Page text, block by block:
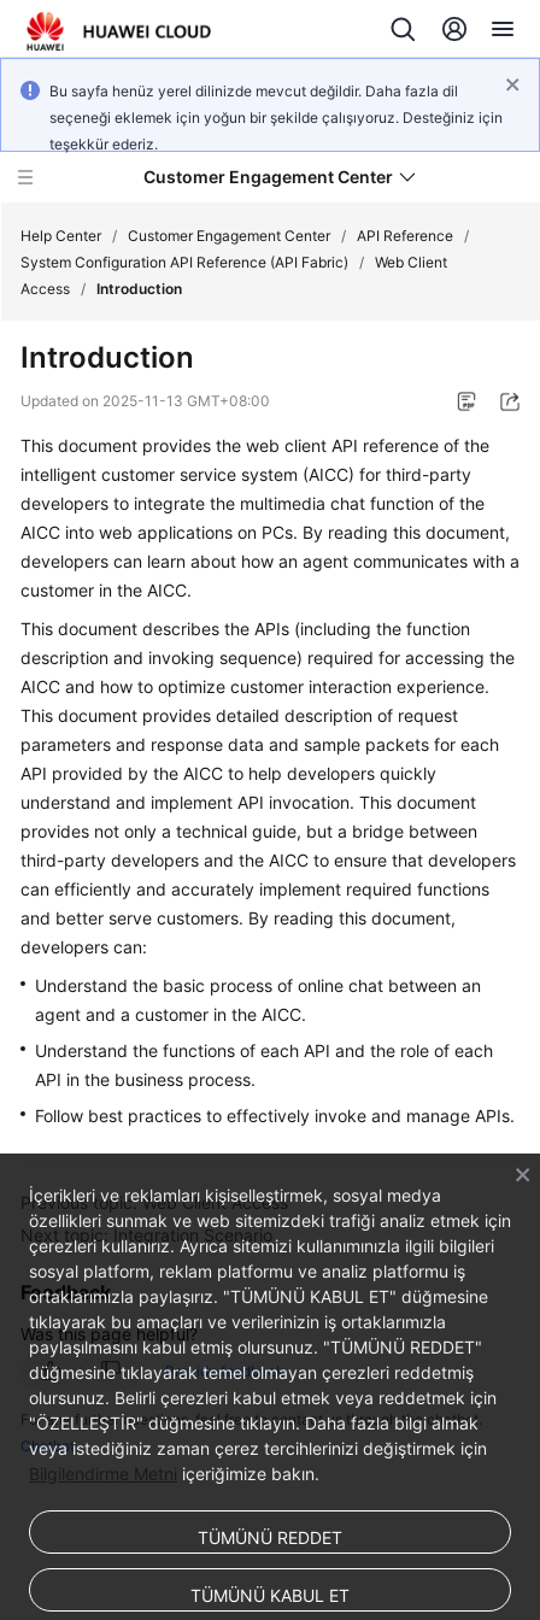
Bu sayfa henüz yerel dilinizde mevcut değildir. Daha fazla dil
seçeneği eklemek için yoğun bir şekilde çalışıyoruz. Desteğiniz için
teşekkür ederiz.
Customer Engagement Center
Getting
User
Guide
Price
Details
Developer
Guide
API
Reference
FAQs
General
Reference
Glossary
Shared
Responsibilities
Level
Agreement
White
Papers
Endpoints
Permissions
Help Center / Customer Engagement Center / API Reference /
System Configuration API Reference (API Fabric)
/ Web Client
Access / Introduction
Introduction
Updated on 2025-11-13 GMT+08:00
This document provides the web client API reference of the
intelligent customer service system (AICC) for third-party
developers to integrate the multimedia chat function of the
AICC into web applications on PCs. By reading this document,
developers can learn about how an agent communicates with a
customer in the AICC.
This document describes the APIs (including the function
description and invoking sequence) required for accessing the
AICC and how to optimize customer interaction experience.
This document provides detailed description of request
parameters and response data and sample packets for each
API provided by the AICC to help developers quickly
understand and implement API invocation. This document
provides not only a technical guide, but a bridge between
third-party developers and the AICC to ensure that developers
can efficiently and accurately implement required functions
and better serve customers. By reading this document,
developers can:
Understand the basic process of online chat between an
agent and a customer in the AICC.
Understand the functions of each API and the role of each
API in the business process.
Follow best practices to effectively invoke and manage APIs.
Previous topic: Web Client Access
Next topic: Integration Scenario
Feedback
Was this page helpful?
Provide feedback
For any further questions, feel free to contact us through the chatbot.
Chatbot
İçerikleri ve reklamları kişiselleştirmek, sosyal medya
özellikleri sunmak ve web sitemizdeki trafiği analiz etmek için
çerezleri kullanırız. Ayrıca sitemizi kullanımınızla ilgili bilgileri
sosyal platform, reklam platformu ve analiz platformu iş
ortaklarımızla paylaşırız. "TÜMÜNÜ KABUL ET" düğmesine
tıklayarak bu amaçları ve verilerinizin iş ortaklarımızla
paylaşılmasını kabul etmiş olursunuz. "TÜMÜNÜ REDDET"
düğmesine tıklayarak temel olmayan çerezleri reddetmiş
olursunuz. Belirli çerezleri kabul etmek veya reddetmek için
"ÖZELLEŞTİR" düğmesine tıklayın. Daha fazla bilgi almak
veya istediğiniz zaman çerez tercihlerinizi değiştirmek için
Bilgilendirme Metni içeriğimize bakın.
TÜMÜNÜ REDDET
TÜMÜNÜ KABUL ET